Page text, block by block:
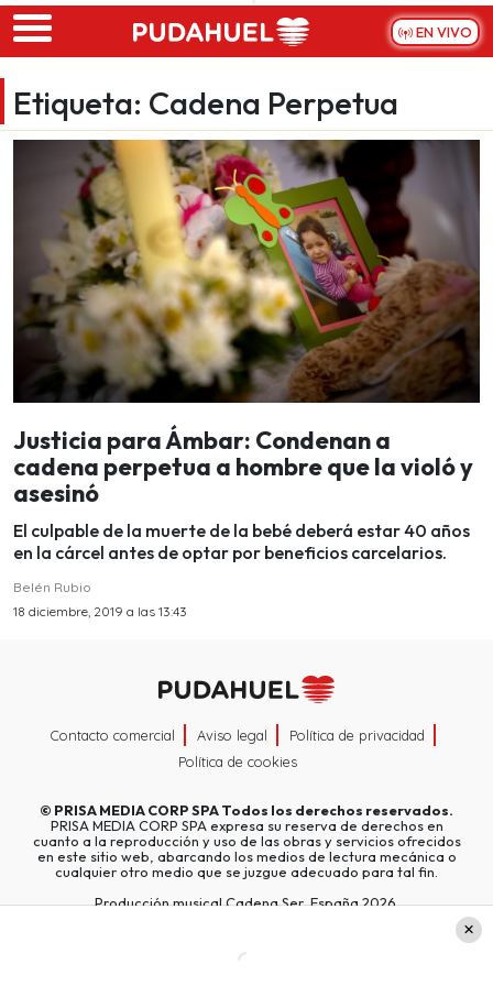
Skip to main content
EN VIVO
Etiqueta: Cadena Perpetua
Justicia para Ámbar: Condenan a
cadena perpetua a hombre que la violó y
asesinó
El culpable de la muerte de la bebé deberá estar 40 años
en la cárcel antes de optar por beneficios carcelarios.
Belén Rubio
18 diciembre, 2019 a las 13:43
Contacto comercial Aviso legal
Política de privacidad
Política de cookies
© PRISA MEDIA CORP SPATodos los derechos reservados.
PRISA MEDIA CORP SPA expresa su reserva de derechos en
cuanto a la reproducción y uso de las obras y servicios ofrecidos
en este sitio web, abarcando los medios de lectura mecánica o
cualquier otro medio que se juzgue adecuado para tal fin.
Producción musical Cadena Ser, España 2026.